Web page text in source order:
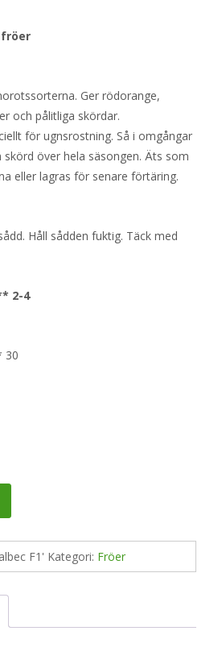
fröer
Ger rödorange,
och pålitliga skördar.
för ugnsrostning. Så i omgångar
över hela säsongen. Äts som
eller lagras för senare förtäring.
Håll sådden fuktig. Täck med
2-4
30
F1' Kategori: Fröer